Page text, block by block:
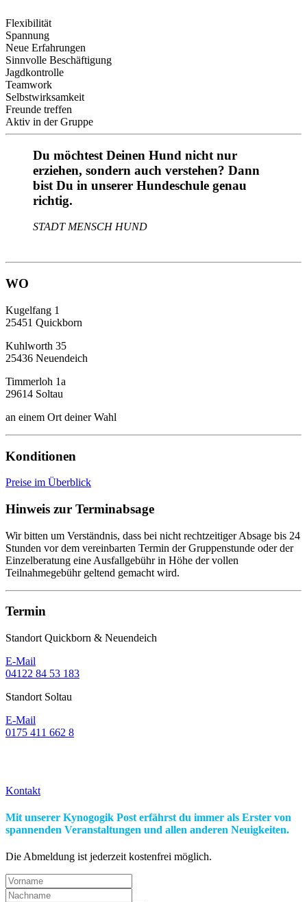
Flexibilität
Spannung
Neue Erfahrungen
Sinnvolle Beschäftigung
Jagdkontrolle
Teamwork
Selbstwirksamkeit
Freunde treffen
Aktiv in der Gruppe
Du möchtest Deinen Hund nicht nur
erziehen, sondern auch verstehen? Dann
bist Du in unserer Hundeschule genau
richtig.
STADT MENSCH HUND
WO
Kugelfang 1
25451 Quickborn
Kuhlworth 35
25436 Neuendeich
Timmerloh 1a
29614 Soltau
an einem Ort deiner Wahl
Konditionen
Preise im Überblick
Hinweis zur Terminabsage
Wir bitten um Verständnis, dass bei nicht rechtzeitiger Absage bis 24
Stunden vor dem vereinbarten Termin der Gruppenstunde oder der
Einzelberatung eine Ausfallgebühr in Höhe der vollen
Teilnahmegebühr geltend gemacht wird.
Termin
Standort Quickborn & Neuendeich
E-Mail
04122 84 53 183
Standort Soltau
E-Mail
0175 411 662 8‬
Kontakt
Mit unserer Kynogogik Post erfährst du immer als Erster von
spannenden Veranstaltungen und allen anderen Neuigkeiten.
Die Abmeldung ist jederzeit kostenfrei möglich.